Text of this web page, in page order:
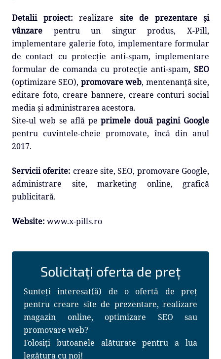
Detalii proiect: realizare site de prezentare și
vânzare pentru un singur produs, X-Pill,
implementare galerie foto, implementare formular
de contact cu protecție anti-spam, implementare
formular de comanda cu protecție anti-spam, SEO
(optimizare SEO), promovare web, mentenanță site,
editare foto, creare bannere, creare conturi social
media și administrarea acestora.
Site-ul web se află peprimele două pagini Google
pentru cuvintele-cheie promovate, încă din anul
2017.
Servicii oferite: creare site, SEO, promovare Google,
administrare site, marketing online, grafică
publicitară.
Website: www.x-pills.ro
Solicitați oferta de preț
Sunteți interesat(ă) de o ofertă de preț
pentru creare site de prezentare, realizare
magazin online, optimizare SEO sau
promovare web?
Folosiți butoanele alăturate pentru a lua
legătura cu noi!